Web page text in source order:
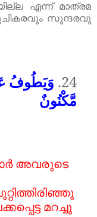
എന്ന്
മാത്രമ
സുന്ദരവു
24. وَيَطُوفُ
مَّكْنُونٌ
അവരുടെ
മറച്ചു